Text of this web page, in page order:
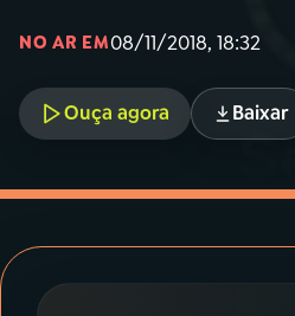
05PODCASTS
NO AR EM08/11/2018, 18:32
Ouça agora Baixar